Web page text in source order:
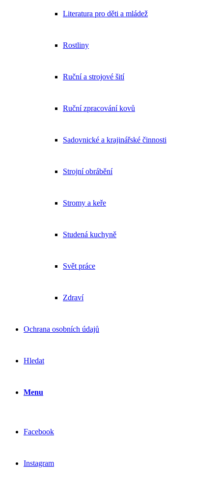
Literatura pro děti a mládež
Rostliny
Ruční a strojové šití
Ruční zpracování kovů
Sadovnické a krajinářské činnosti
Strojní obrábění
Stromy a keře
Studená kuchyně
Svět práce
Zdraví
Ochrana osobních údajů
Hledat
Menu
Facebook
Instagram